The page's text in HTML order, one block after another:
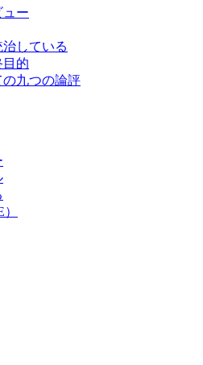
ュー
している
目的
九つの論評